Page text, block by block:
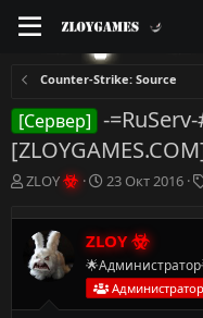
Counter-Strike: Source
[Сервер] -
А
т
о
р
т
ZLOY
Д
т
а
н
а
ч
23 Окт 2016
ZLOY
Администратор